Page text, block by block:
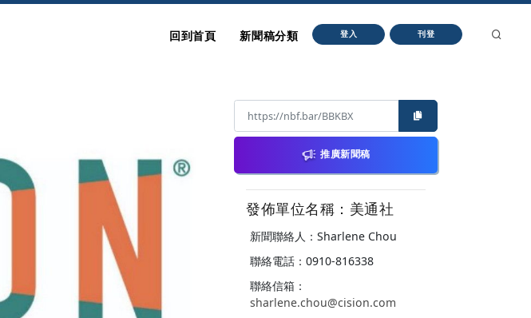
回到首頁 新聞稿分類 登入 刊登
推廣新聞稿
發佈單位名稱：美通社
新聞聯絡人：Sharlene Chou
聯絡電話：0910-816338
聯絡信箱：
sharlene.chou@cision.com